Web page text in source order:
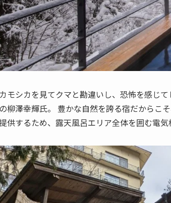
カモシカを見てクマと勘違いし、恐怖を感じ
柳澤幸輝氏。 豊かな自然を誇る宿だからこ
供するため、露天風呂エリア全体を囲む電気